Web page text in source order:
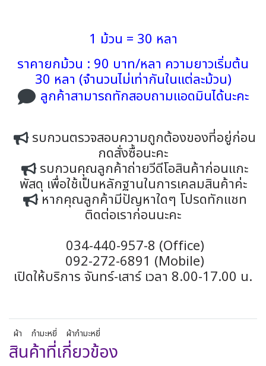
1 ม้วน = 30 หลา
ราคายกม้วน : 90 บาท/หลา ความยาวเริ่มต้น
30 หลา (จำนวนไม่เท่ากันในแต่ละม้วน)
ลูกค้าสามารถทักสอบถามแอดมินได้นะคะ
รบกวนตรวจสอบความถูกต้องของที่อยู่ก่อน
กดสั่งซื้อนะคะ
รบกวนคุณลูกค้าถ่ายวีดีโอสินค้าก่อนแกะ
พัสดุ เพื่อใช้เป็นหลักฐานในการเคลมสินค้าค่ะ
หากคุณลูกค้ามีปัญหาใดๆ โปรดทักแชท
ติดต่อเราก่อนนะคะ
034-440-957-8 (Office)
092-272-6891 (Mobile)
เปิดให้บริการ จันทร์-เสาร์ เวลา 8.00-17.00 น.
ผ้า กำมะหยี่ ผ้ากำมะหยี่
สินค้าที่เกี่ยวข้อง